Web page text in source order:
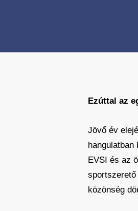
Ezúttal az
Jövő év
EVSI és az
közönség